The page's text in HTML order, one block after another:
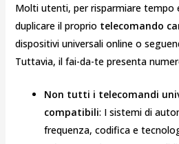
Molti utenti, per risparmiare tempo
duplicare il proprio telecomando
dispositivi universali online o
Tuttavia, il fai-da-te presenta
Non tutti i telecomandi
compatibili: I sistemi di
frequenza, codifica e